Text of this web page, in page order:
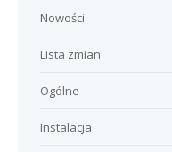
Nowości
Lista zmian
Ogólne
Instalacja